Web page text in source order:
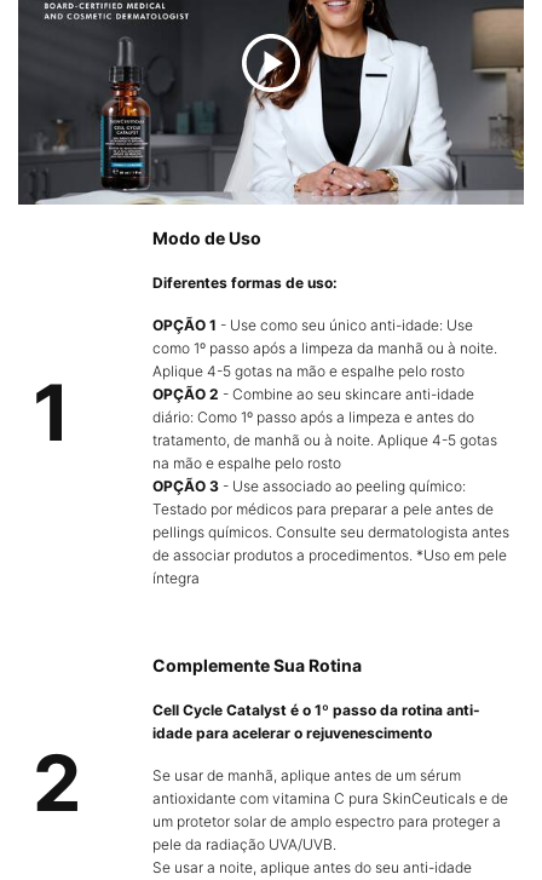
1
Modo de Uso
Diferentes formas de uso​:
OPÇÃO 1 - Use como seu único anti-idade: Use
como 1º passo após a limpeza da manhã ou à noite.
Aplique 4-5 gotas na mão e espalhe pelo rosto​ ​
OPÇÃO 2 - Combine ao seu skincare anti-idade
diário: Como 1º passo após a limpeza e antes do
tratamento, de manhã ou à noite. Aplique 4-5 gotas
na mão e espalhe pelo rosto​
OPÇÃO 3- Use associado ao peeling químico:
Testado por médicos para preparar a pele antes de
pellings químicos. Consulte seu dermatologista antes
de associar produtos a procedimentos. *Uso em pele
íntegra​
2
Complemente Sua Rotina
Cell Cycle Catalyst é o 1º passo da rotina anti-
idade para acelerar o rejuvenescimento​
Se usar de manhã, aplique antes de um sérum
antioxidante com vitamina C pura SkinCeuticals e de
um protetor solar de amplo espectro para proteger a
pele da radiação UVA/UVB.​ ​
Se usar a noite, aplique antes do seu anti-idade